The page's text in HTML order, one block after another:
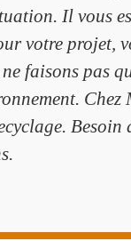
Il vous
votre projet,
faisons pas
Besoin